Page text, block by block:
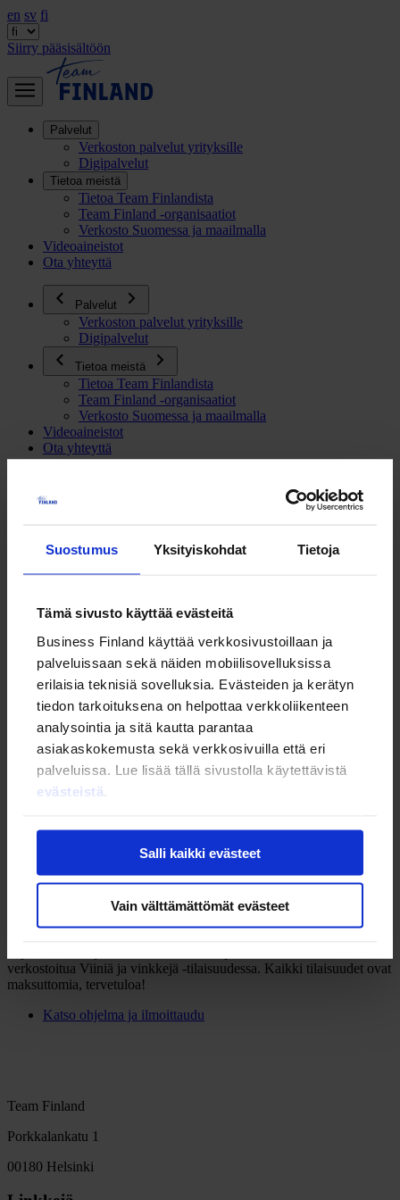
Suostumus Yksityiskohdat Tietoja
Tämä sivusto käyttää evästeitä
Business Finland käyttää verkkosivustoillaan ja
palveluissaan sekä näiden mobiilisovelluksissa
erilaisia teknisiä sovelluksia. Evästeiden ja kerätyn
tiedon tarkoituksena on helpottaa verkkoliikenteen
analysointia ja sitä kautta parantaa
asiakaskokemusta sekä verkkosivuilla että eri
palveluissa. Lue lisää tällä sivustolla käytettävistä
evästeistä
Salli kaikki evästeet
Vain välttämättömät evästeet
en sv fi
Siirry pääsisältöön
Palvelut
Verkoston palvelut yrityksille
Digipalvelut
Tietoa meistä
Tietoa Team Finlandista
Team Finland -organisaatiot
Verkosto Suomessa ja maailmalla
Videoaineistot
Ota yhteyttä
Palvelut
Verkoston palvelut yrityksille
Digipalvelut
Tietoa meistä
Tietoa Team Finlandista
Team Finland -organisaatiot
Verkosto Suomessa ja maailmalla
Videoaineistot
Ota yhteyttä
Kasva ja kansainvälisty -tapahtuma
Hämeenlinna
Hämeenlinnan Korkeakoulukeskus, Vankanlähde 9
Ohjelma ja ilmoittautuminen
Jaa sivu
LinkedIn
Facebook
Email
KASVA JA KANSAINVÄLISTY! -tapahtuma kokoaa seitsemättä
kertaa yhteen kansainvälistymisestä ja kasvusta kiinnostuneet
Päivän käynnistävät työpajat sekä rahoitusinfot ja iltapäivän
seminaarissa on luvassa kiinnostavia kasvuun ja
kansainvälistymiseen liittyviä puheenvuoroja. Seminaarin
verkostoitua Viiniä ja vinkkejä -tilaisuudessa. Kaikki tilaisuudet ovat
maksuttomia, tervetuloa!
Katso ohjelma ja ilmoittaudu
Team Finland
Porkkalankatu 1
00180 Helsinki